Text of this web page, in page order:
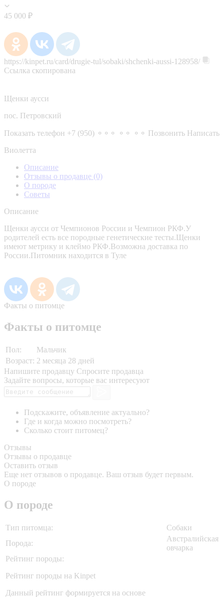
45 000 ₽
https://kinpet.ru/card/drugie-tul/sobaki/shchenki-aussi-128958/
Ссылка скопирована
Щенки аусси
пос. Петровский
Показать телефон +7 (950) ⚬⚬⚬ ⚬⚬ ⚬⚬ Позвонить Написать
Виолетта
Описание
Отзывы о продавце (0)
О породе
Советы
Описание
Щенки аусси от Чемпионов России и Чемпион РКФ.У
родителей есть все породные генетические тесты.Щенки
имеют метрику и клеймо РКФ.Возможна доставка по
России.Питомник находится в Туле
Факты о питомце
Факты о питомце
Пол:
Мальчик
Возраст: 2 месяца 28 дней
Напишите продавцу Спросите продавца
Задайте вопросы, которые вас интересуют
Подскажите, объявление актуально?
Где и когда можно посмотреть?
Сколько стоит питомец?
Отзывы
Отзывы о продавце
Оставить отзыв
Еще нет отзывов о продавце. Ваш отзыв будет первым.
О породе
О породе
Тип питомца:
Собаки
Порода:
Австралийская
овчарка
Рейтинг породы:
Рейтинг породы на Kinpet
Данный рейтинг формируется на основе